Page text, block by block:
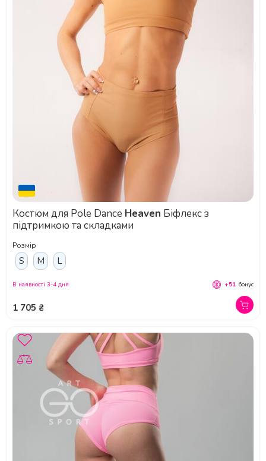
Костюм для Pole Dance Heaven Біфлекс з
підтримкою та складками
Розмір
S M L
1 705 ₴
В наявності 3-4 дня +51 бонус